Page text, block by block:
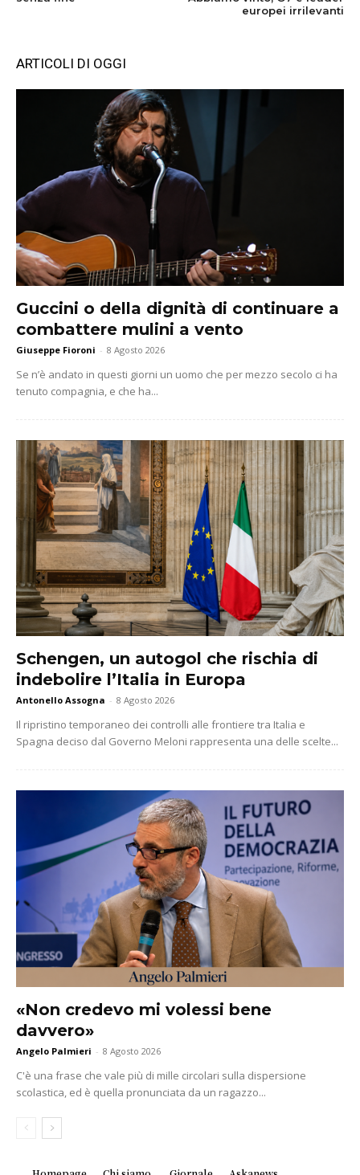
europei irrilevanti
ARTICOLI DI OGGI
Guccini o della dignità di continuare a
combattere mulini a vento
Giuseppe Fioroni - 8 Agosto 2026
Se n’è andato in questi giorni un uomo che per mezzo secolo ci ha
tenuto compagnia, e che ha...
Schengen, un autogol che rischia di
indebolire l’Italia in Europa
Antonello Assogna - 8 Agosto 2026
Il ripristino temporaneo dei controlli alle frontiere tra Italia e
Spagna deciso dal Governo Meloni rappresenta una delle scelte...
«Non credevo mi volessi bene
davvero»
Angelo Palmieri - 8 Agosto 2026
C'è una frase che vale più di mille circolari sulla dispersione
scolastica, ed è quella pronunciata da un ragazzo...